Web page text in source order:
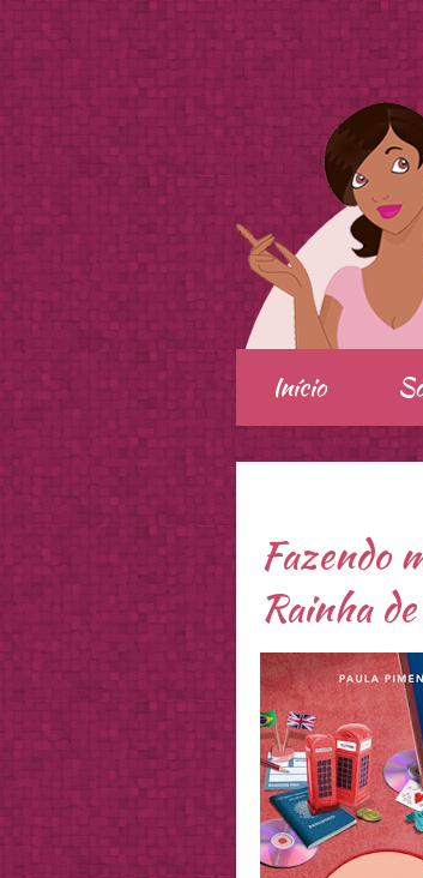
.
Início
Fazendo
Rainha